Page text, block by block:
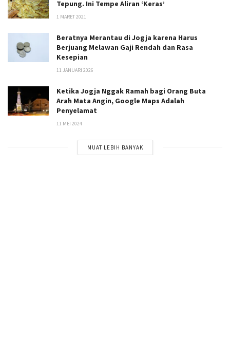
Tepung. Ini Tempe Aliran ‘Keras’
1 MARET 2021
Beratnya Merantau di Jogja karena Harus
Berjuang Melawan Gaji Rendah dan Rasa
Kesepian
11 JANUARI 2026
Ketika Jogja Nggak Ramah bagi Orang Buta
Arah Mata Angin, Google Maps Adalah
Penyelamat
11 MEI 2024
MUAT LEBIH BANYAK